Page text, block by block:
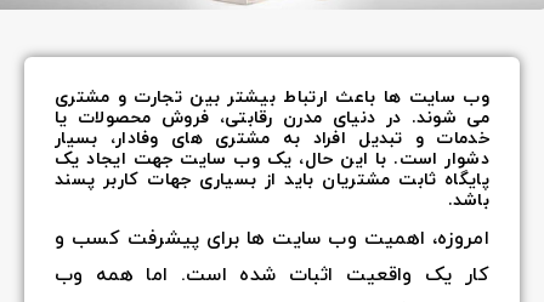
وب سایت ها باعث ارتباط بیشتر بین تجارت و مشتری
می شوند. در دنیای مدرن رقابتی، فروش محصولات یا
خدمات و تبدیل افراد به مشتری های وفادار، بسیار
دشوار است. با این حال، یک وب سایت جهت ایجاد یک
پایگاه ثابت مشتریان باید از بسیاری جهات کاربر پسند
باشد.
امروزه، اهمیت وب سایت ها برای پیشرفت کسب و
کار یک واقعیت اثبات شده است. اما همه وب